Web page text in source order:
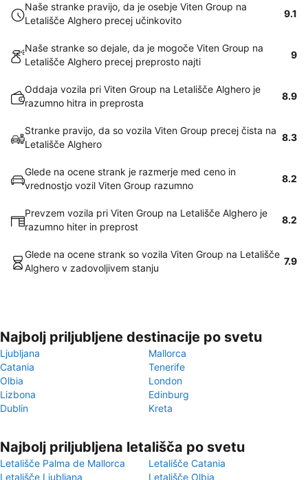
Naše stranke pravijo, da je osebje Viten Group na
Letališče Alghero precej učinkovito
9.1
Naše stranke so dejale, da je mogoče Viten Group na
Letališče Alghero precej preprosto najti
9
Oddaja vozila pri Viten Group na Letališče Alghero je
razumno hitra in preprosta
8.9
Stranke pravijo, da so vozila Viten Group precej čista na
Letališče Alghero
8.3
Glede na ocene strank je razmerje med ceno in
vrednostjo vozil Viten Group razumno
8.2
Prevzem vozila pri Viten Group na Letališče Alghero je
razumno hiter in preprost
8.2
Glede na ocene strank so vozila Viten Group na Letališče
Alghero v zadovoljivem stanju
7.9
Najbolj priljubljene destinacije po svetu
Ljubljana
Mallorca
Catania
Tenerife
Olbia
London
Lizbona
Edinburg
Dublin
Kreta
Najbolj priljubljena letališča po svetu
Letališče Palma de Mallorca
Letališče Catania
Letališče Ljubljana
Letališče Olbia